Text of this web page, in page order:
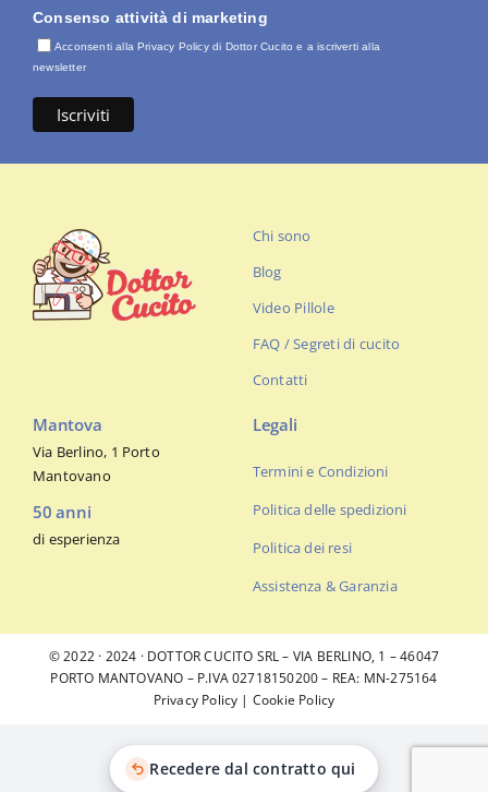
Consenso attività di marketing
Acconsenti alla Privacy Policy di Dottor Cucito e a iscriverti alla
newsletter
Chi sono
Blog
Video Pillole
FAQ / Segreti di cucito
Contatti
Mantova
Via Berlino, 1 Porto
Mantovano
50 anni
di esperienza
Legali
Termini e Condizioni
Politica delle spedizioni
Politica dei resi
Assistenza & Garanzia
© 2022 · 2024 · DOTTOR CUCITO SRL – VIA BERLINO, 1 – 46047
PORTO MANTOVANO – P.IVA 02718150200 – REA: MN-275164
Privacy Policy | Cookie Policy
Recedere dal contratto qui